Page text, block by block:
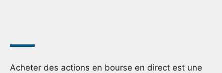
Acheter des actions en bourse en direct est une